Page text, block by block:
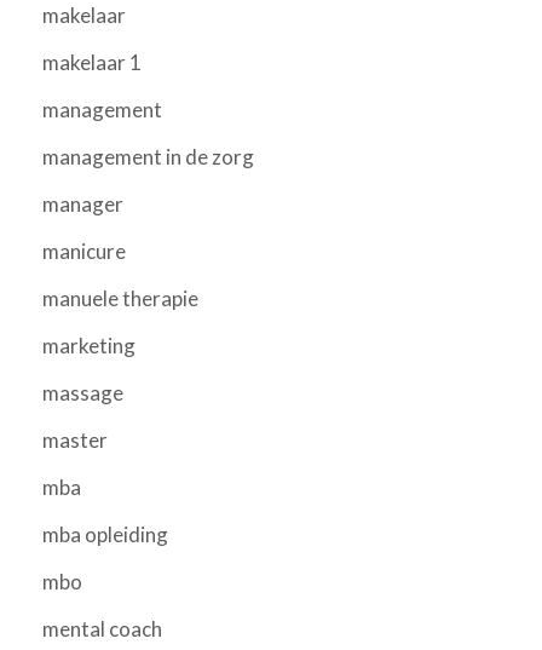
makelaar
makelaar 1
management
management in de zorg
manager
manicure
manuele therapie
marketing
massage
master
mba
mba opleiding
mbo
mental coach